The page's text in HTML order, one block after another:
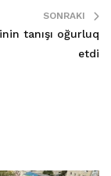
SONRAKI
tanışı oğurluq
etdi